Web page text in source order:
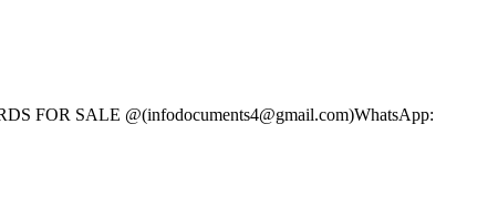
FOR SALE @(infodocuments4@gmail.com)WhatsApp: